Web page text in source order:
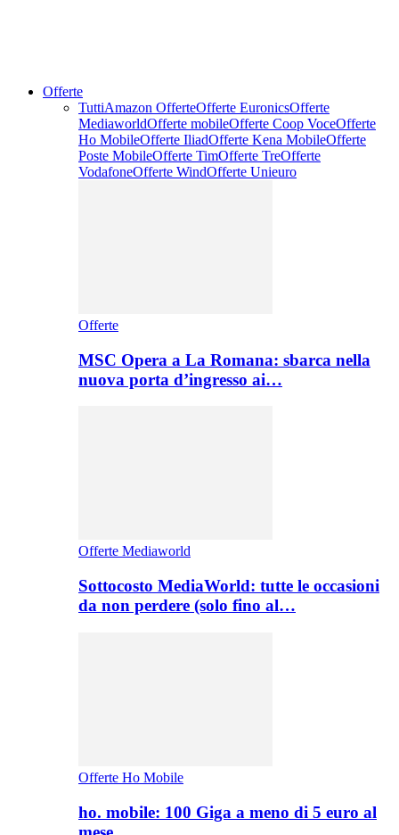
Offerte
TuttiAmazon OfferteOfferte EuronicsOfferte
MediaworldOfferte mobileOfferte Coop VoceOfferte
Ho MobileOfferte IliadOfferte Kena MobileOfferte
Poste MobileOfferte TimOfferte TreOfferte
VodafoneOfferte WindOfferte Unieuro
Offerte
MSC Opera a La Romana: sbarca nella
nuova porta d’ingresso ai…
Offerte Mediaworld
Sottocosto MediaWorld: tutte le occasioni
da non perdere (solo fino al…
Offerte Ho Mobile
ho. mobile: 100 Giga a meno di 5 euro al